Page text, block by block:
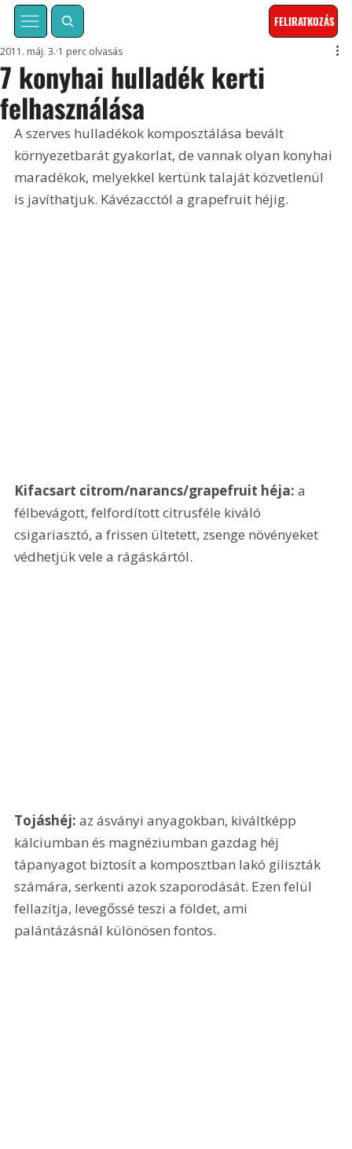
FELIRATKOZÁS
7 konyhai hulladék kerti
felhasználása
2011. máj. 3. 1 perc olvasás
A szerves hulladékok komposztálása bevált
környezetbarát gyakorlat, de vannak olyan konyhai
maradékok, melyekkel kertünk talaját közvetlenül
is javíthatjuk. Kávézacctól a grapefruit héjig.
Kifacsart citrom/narancs/grapefruit héja: a
félbevágott, felfordított citrusféle kiváló
csigariasztó, a frissen ültetett, zsenge növényeket
védhetjük vele a rágáskártól.
Tojáshéj: az ásványi anyagokban, kiváltképp
kálciumban és magnéziumban gazdag héj
tápanyagot biztosít a komposztban lakó giliszták
számára, serkenti azok szaporodását. Ezen felül
fellazítja, levegőssé teszi a földet, ami
palántázásnál különösen fontos.